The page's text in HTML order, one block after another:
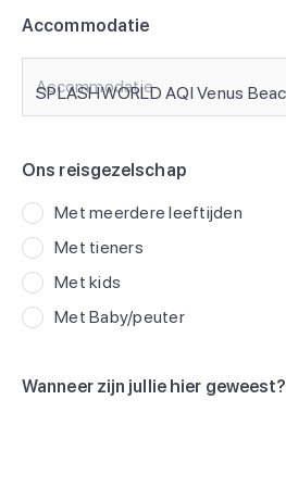
Accommodatie
Accommodatie
Ons reisgezelschap
Met meerdere leeftijden
Met tieners
Met kids
Met Baby/peuter
Wanneer zijn jullie hier geweest?